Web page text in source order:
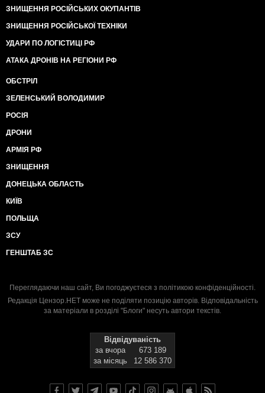
ЗНИЩЕННЯ РОСІЙСЬКИХ ОКУПАНТІВ
ЗНИЩЕННЯ РОСІЙСЬКОЇ ТЕХНІКИ
УДАРИ ПО ЛОГІСТИЦІ РФ
АТАКА ДРОНІВ НА РЕГІОНИ РФ
ОБСТРІЛ
ЗЕЛЕНСЬКИЙ ВОЛОДИМИР
РОСІЯ
ДРОНИ
АРМІЯ РФ
ЗНИЩЕННЯ
ДОНЕЦЬКА ОБЛАСТЬ
КИЇВ
ПОЛЬЩА
ЗСУ
ГЕНШТАБ ЗС
Переглядаючи наш сайт, Ви погоджуєтеся з політикою конфіденційності.
Редакція Цензор.НЕТ може не поділяти позицію авторів. Відповідальність
за матеріали в розділі "Блоги" несуть автори текстів.
Відвідуваність
за вчора
673 189
за місяць
12 586 370